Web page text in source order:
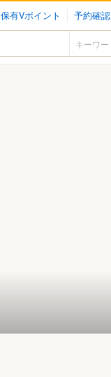
保有Vポイント 予約確認